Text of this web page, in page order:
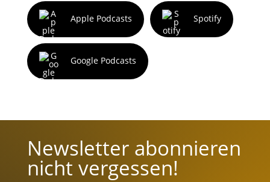
Apple Podcasts Spotify
Google Podcasts
Newsletter abonnieren
nicht vergessen!